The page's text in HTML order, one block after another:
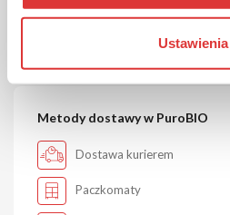
Ustawienia
Metody dostawy w PuroBIO
Dostawa kurierem
Paczkomaty